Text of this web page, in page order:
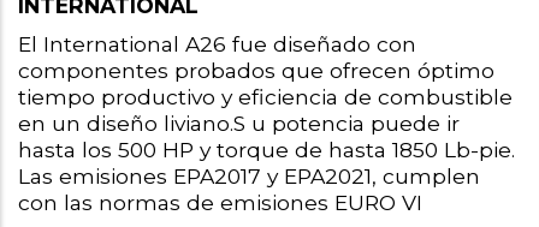
INTERNATIONAL
El International A26 fue diseñado con
componentes probados que ofrecen óptimo
tiempo productivo y eficiencia de combustible
en un diseño liviano.S u potencia puede ir
hasta los 500 HP y torque de hasta 1850 Lb-pie.
Las emisiones EPA2017 y EPA2021, cumplen
con las normas de emisiones EURO VI